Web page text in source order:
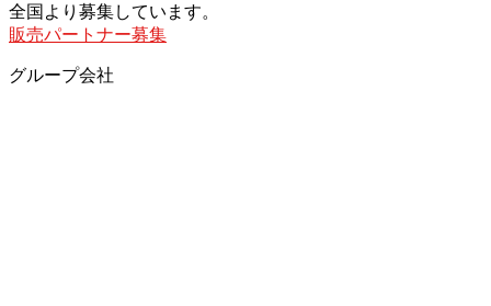
全国より募集しています。
販売パートナー募集
グループ会社